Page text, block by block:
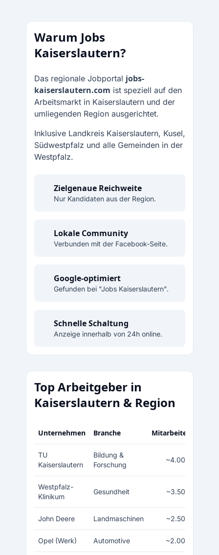
Warum Jobs
Kaiserslautern?
Das regionale Jobportal jobs-
kaiserslautern.com ist speziell auf den
Arbeitsmarkt in Kaiserslautern und der
umliegenden Region ausgerichtet.
Inklusive Landkreis Kaiserslautern, Kusel,
Südwestpfalz und alle Gemeinden in der
Westpfalz.
Zielgenaue Reichweite
Nur Kandidaten aus der Region.
Lokale Community
Verbunden mit der Facebook-Seite.
Google-optimiert
Gefunden bei "Jobs Kaiserslautern".
Schnelle Schaltung
Anzeige innerhalb von 24h online.
Top Arbeitgeber in
Kaiserslautern & Region
Unternehmen Branche Mitarbeiter
TU
Kaiserslautern
Bildung &
Forschung
~4.000
Westpfalz-
Klinikum
Gesundheit ~3.500
John Deere Landmaschinen ~2.500
Opel (Werk) Automotive ~2.000